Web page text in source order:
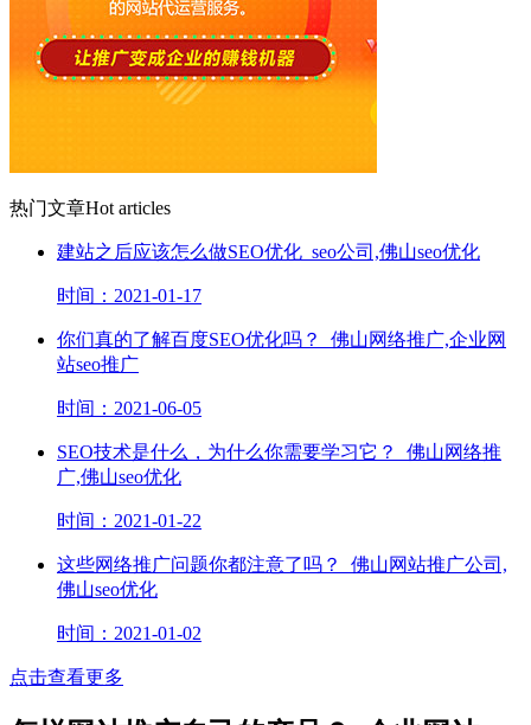
热门文章Hot articles
建站之后应该怎么做SEO优化_seo公司,佛山seo优化
时间：2021-01-17
你们真的了解百度SEO优化吗？_佛山网络推广,企业网
站seo推广
时间：2021-06-05
SEO技术是什么，为什么你需要学习它？_佛山网络推
广,佛山seo优化
时间：2021-01-22
这些网络推广问题你都注意了吗？_佛山网站推广公司,
佛山seo优化
时间：2021-01-02
点击查看更多